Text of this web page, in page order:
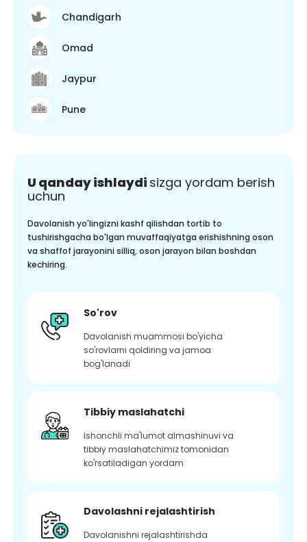
Chandigarh
Omad
Jaypur
Pune
U qanday ishlaydi sizga yordam berish
uchun
Davolanish yo'lingizni kashf qilishdan tortib to
tushirishgacha bo'lgan muvaffaqiyatga erishishning oson
va shaffof jarayonini silliq, oson jarayon bilan boshdan
kechiring.
So'rov
Davolanish muammosi bo'yicha
so'rovlarni qoldiring va jamoa
bog'lanadi
Tibbiy maslahatchi
Ishonchli ma'lumot almashinuvi va
tibbiy maslahatchimiz tomonidan
ko'rsatiladigan yordam
Davolashni rejalashtirish
Davolanishni rejalashtirishda